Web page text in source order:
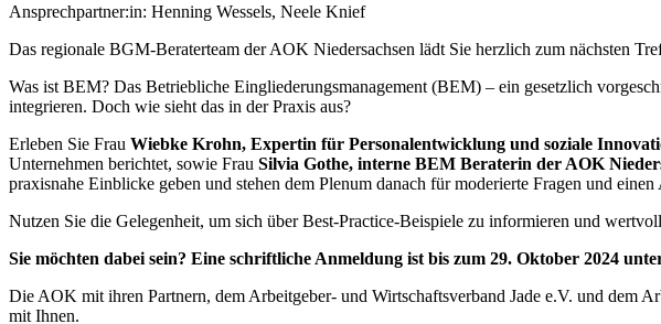
Ansprechpartner:in: Henning Wessels, Neele Knief
Das regionale BGM-Beraterteam der AOK Niedersachsen lädt Sie herzlich zum nächsten
Was ist BEM? Das Betriebliche Eingliederungsmanagement (BEM) – ein gesetzlich
integrieren. Doch wie sieht das in der Praxis aus?
Erleben Sie Frau Wiebke Krohn, Expertin für Personalentwicklung und soziale
Unternehmen berichtet, sowie Frau Silvia Gothe, interne BEM Beraterin der AOK
praxisnahe Einblicke geben und stehen dem Plenum danach für moderierte Fragen und
Nutzen Sie die Gelegenheit, um sich über Best-Practice-Beispiele zu informieren und
Sie möchten dabei sein? Eine schriftliche Anmeldung ist bis zum 29. Oktober 2024
Die AOK mit ihren Partnern, dem Arbeitgeber- und Wirtschaftsverband Jade e.V. und dem
mit Ihnen.